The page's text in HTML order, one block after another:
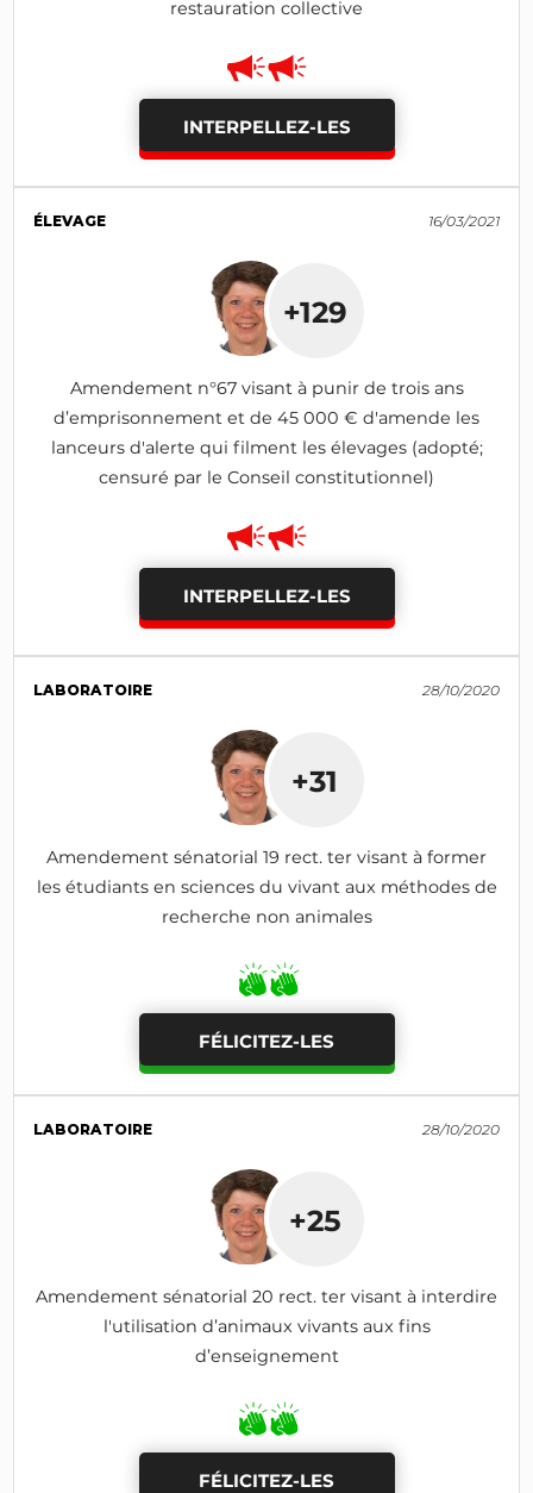
restauration collective
INTERPELLEZ-LES
ÉLEVAGE 16/03/2021
+129
Amendement n°67 visant à punir de trois ans
d’emprisonnement et de 45 000 € d'amende les
lanceurs d'alerte qui filment les élevages (adopté;
censuré par le Conseil constitutionnel)
INTERPELLEZ-LES
LABORATOIRE 28/10/2020
+31
Amendement sénatorial 19 rect. ter visant à former
les étudiants en sciences du vivant aux méthodes de
recherche non animales
FÉLICITEZ-LES
LABORATOIRE 28/10/2020
+25
Amendement sénatorial 20 rect. ter visant à interdire
l'utilisation d’animaux vivants aux fins
d’enseignement
FÉLICITEZ-LES